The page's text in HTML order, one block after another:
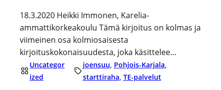
18.3.2020 Heikki Immonen, Karelia-
ammattikorkeakoulu Tämä kirjoitus on kolmas ja
viimeinen osa kolmiosaisesta
kirjoituskokonaisuudesta, joka käsittelee…
Uncategor
ized
joensuu, Pohjois-Karjala
starttiraha, TE-palvelut